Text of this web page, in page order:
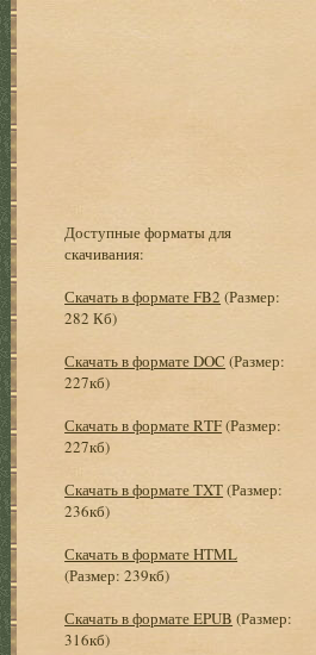
Доступные форматы для
скачивания:
Скачать в формате FB2 (Размер:
282 Кб)
Скачать в формате DOC (Размер:
227кб)
Скачать в формате RTF(Размер:
227кб)
Скачать в формате TXT(Размер:
236кб)
Скачать в формате HTML
(Размер: 239кб)
Скачать в формате EPUB (Размер:
316кб)